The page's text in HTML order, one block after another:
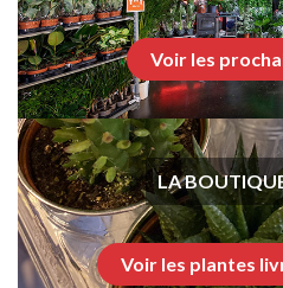
Voir les
LA
Voir les plantes